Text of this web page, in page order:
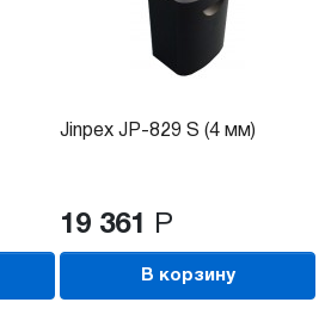
Jinpex JP-829 S (4 мм)
19 361 Р
В корзину